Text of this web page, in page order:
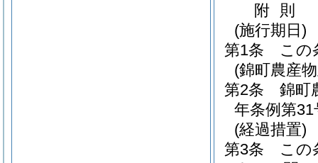
附 則
(施行期日)
第1条
この
(錦町農産
第2条
錦町
年条例第
(経過措置)
第3条
この